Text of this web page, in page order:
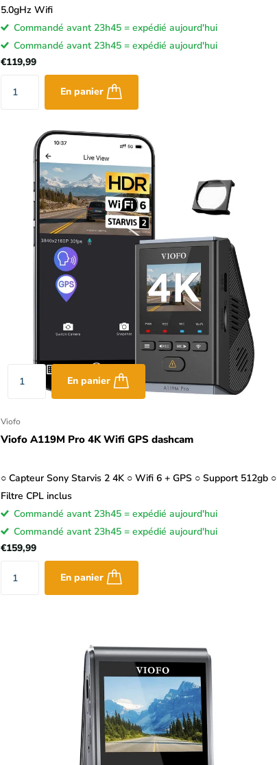
5.0gHz Wifi
Commandé avant 23h45 = expédié aujourd'hui
Commandé avant 23h45 = expédié aujourd'hui
€119,99
En panier
En panier
Viofo
Viofo A119M Pro 4K Wifi GPS dashcam
○ Capteur Sony Starvis 2 4K ○ Wifi 6 + GPS ○ Support 512gb ○
Filtre CPL inclus
Commandé avant 23h45 = expédié aujourd'hui
Commandé avant 23h45 = expédié aujourd'hui
€159,99
En panier